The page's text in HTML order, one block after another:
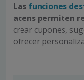
Las funciones
acens permiten
crear cupones,
ofrecer